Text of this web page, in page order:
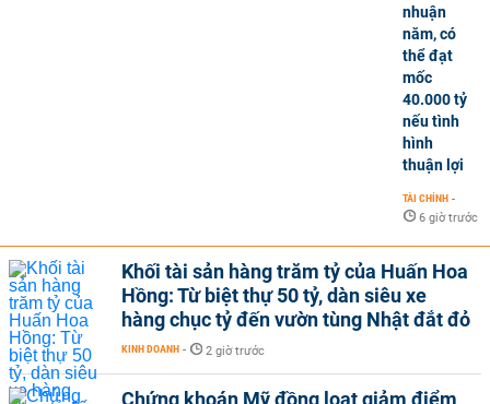
nhuận
năm, có
thể đạt
mốc
40.000 tỷ
nếu tình
hình
thuận lợi
TÀI CHÍNH -
6 giờ trước
Khối tài sản hàng trăm tỷ của Huấn Hoa
Hồng: Từ biệt thự 50 tỷ, dàn siêu xe
hàng chục tỷ đến vườn tùng Nhật đắt đỏ
KINH DOANH - 2 giờ trước
Chứng khoán Mỹ đồng loạt giảm điểm